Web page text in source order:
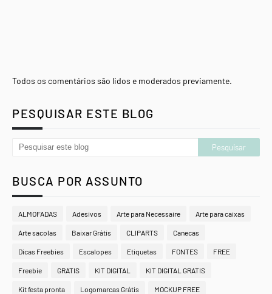
Todos os comentários são lidos e moderados previamente.
PESQUISAR ESTE BLOG
BUSCA POR ASSUNTO
ALMOFADAS Adesivos Arte para Necessaire Arte para caixas
Arte sacolas Baixar Grátis CLIPARTS Canecas
Dicas Freebies Escalopes Etiquetas FONTES FREE
Freebie GRATIS KIT DIGITAL KIT DIGITAL GRATIS
Kit festa pronta Logomarcas Grátis MOCKUP FREE